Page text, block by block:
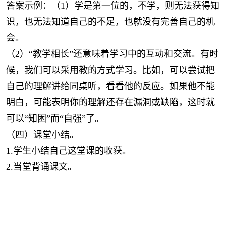
答案示例：（1）学是第一位的，不学，则无法获得知
识，也无法知道自己的不足，也就没有完善自己的机
会。
（2）“教学相长”还意味着学习中的互动和交流。有时
候，我们可以采用教的方式学习。比如，可以尝试把
自己的理解讲给同桌听，看看他的反应。如果他不能
明白，可能表明你的理解还存在漏洞或缺陷，这时就
可以“知困”而“自强”了。
（四）课堂小结。
1.学生小结自己这堂课的收获。
2.当堂背诵课文。